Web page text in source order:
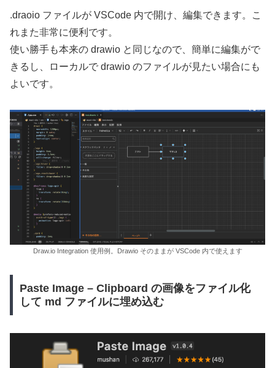
.draoio ファイルが VSCode 内で開け、編集できます。こ
れまた非常に便利です。
使い勝手も本来の drawio と同じなので、簡単に編集がで
きるし、ローカルで drawio のファイルが見たい場合にも
よいです。
Draw.io Integration 使用例。Drawio そのままが VSCode 内で使えます
Paste Image – Clipboard の画像をファイル化
して md ファイルに埋め込む